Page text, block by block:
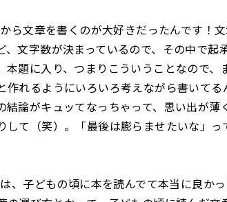
ら文章を書くのが大好きだったんです！
、文字数が決まっているので、その中で起
本題に入り、つまりこういうことなので
作れるようにいろいろ考えながら書いて
結論がキュッてなっちゃって、思い出が薄
して（笑）。「最後は膨らませたいな」
、子どもの頃に本を読んでて本当に良か